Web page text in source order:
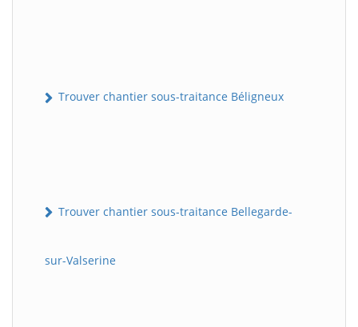
Trouver chantier sous-traitance Béligneux
Trouver chantier sous-traitance Bellegarde-
sur-Valserine